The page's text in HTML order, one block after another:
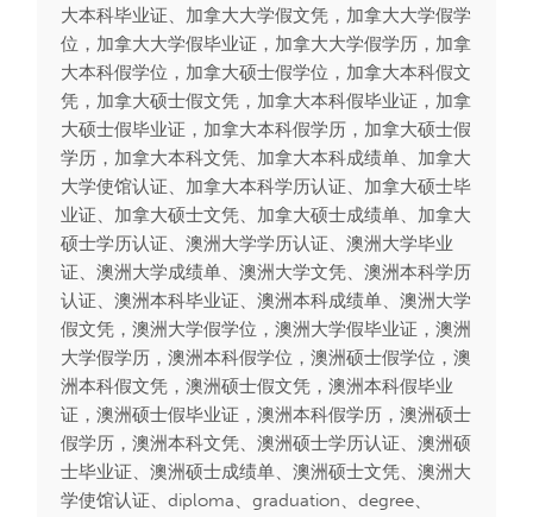
大本科毕业证、加拿大大学假文凭，加拿大大学假学
位，加拿大大学假毕业证，加拿大大学假学历，加拿
大本科假学位，加拿大硕士假学位，加拿大本科假文
凭，加拿大硕士假文凭，加拿大本科假毕业证，加拿
大硕士假毕业证，加拿大本科假学历，加拿大硕士假
学历，加拿大本科文凭、加拿大本科成绩单、加拿大
大学使馆认证、加拿大本科学历认证、加拿大硕士毕
业证、加拿大硕士文凭、加拿大硕士成绩单、加拿大
硕士学历认证、澳洲大学学历认证、澳洲大学毕业
证、澳洲大学成绩单、澳洲大学文凭、澳洲本科学历
认证、澳洲本科毕业证、澳洲本科成绩单、澳洲大学
假文凭，澳洲大学假学位，澳洲大学假毕业证，澳洲
大学假学历，澳洲本科假学位，澳洲硕士假学位，澳
洲本科假文凭，澳洲硕士假文凭，澳洲本科假毕业
证，澳洲硕士假毕业证，澳洲本科假学历，澳洲硕士
假学历，澳洲本科文凭、澳洲硕士学历认证、澳洲硕
士毕业证、澳洲硕士成绩单、澳洲硕士文凭、澳洲大
学使馆认证、diploma、graduation、degree、